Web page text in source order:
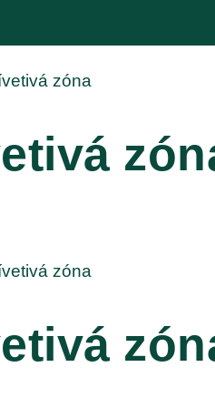
zóna
zóna